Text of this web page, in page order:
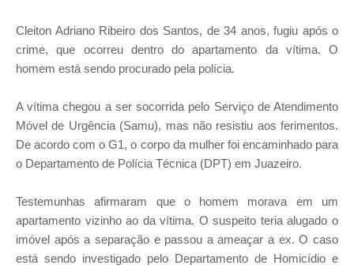
Cleiton Adriano Ribeiro dos Santos, de 34 anos, fugiu após o
crime, que ocorreu dentro do apartamento da vítima. O
homem está sendo procurado pela polícia.
A vítima chegou a ser socorrida pelo Serviço de Atendimento
Móvel de Urgência (Samu), mas não resistiu aos ferimentos.
De acordo com o G1, o corpo da mulher foi encaminhado para
o Departamento de Polícia Técnica (DPT) em Juazeiro.
Testemunhas afirmaram que o homem morava em um
apartamento vizinho ao da vítima. O suspeito teria alugado o
imóvel após a separação e passou a ameaçar a ex. O caso
está sendo investigado pelo Departamento de Homicídio e